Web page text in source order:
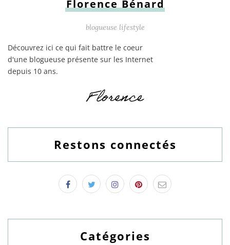
Florence Bénard
blogueuse lifestyle
Découvrez ici ce qui fait battre le coeur
d'une blogueuse présente sur les Internet
depuis 10 ans.
Restons connectés
Catégories